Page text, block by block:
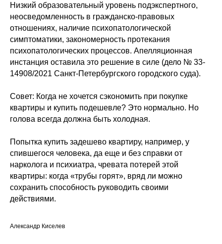
Низкий образовательный уровень подэкспертного,
неосведомленность в гражданско-правовых
отношениях, наличие психопатологической
симптоматики, закономерность протекания
психопатологических процессов. Апелляционная
инстанция оставила это решение в силе (дело № 33-
14908/2021 Санкт-Петербургского городского суда).
Совет: Когда не хочется сэкономить при покупке
квартиры и купить подешевле? Это нормально. Но
голова всегда должна быть холодная.
Попытка купить задешево квартиру, например, у
спившегося человека, да еще и без справки от
нарколога и психиатра, чревата потерей этой
квартиры: когда «трубы горят», вряд ли можно
сохранить способность руководить своими
действиями.
Александр Киселев